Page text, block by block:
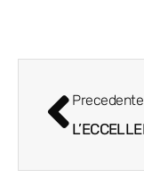
Precedente